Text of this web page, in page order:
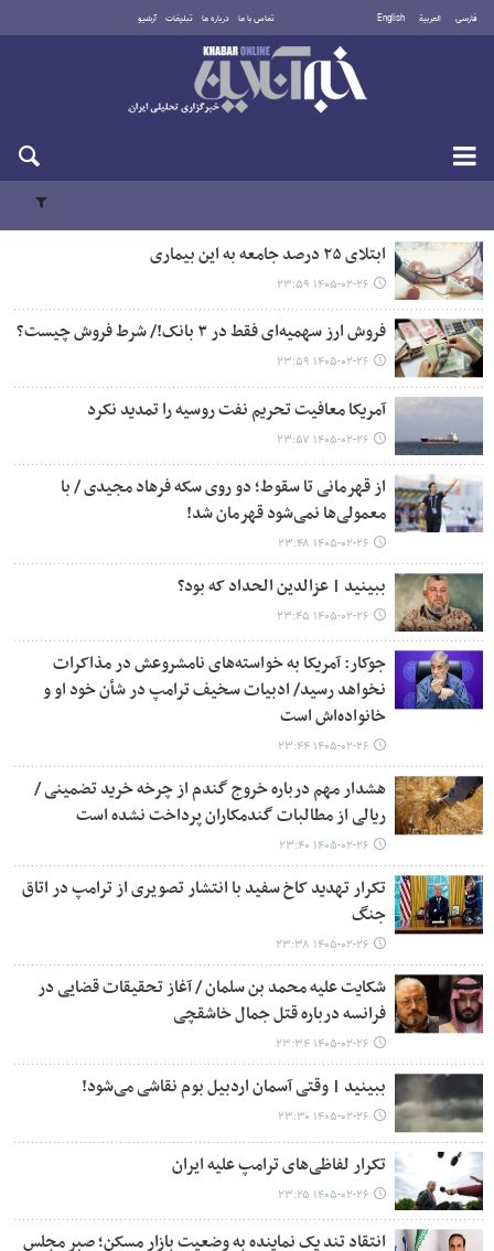
فارسی العربية English تماس با ما درباره ما تبلیغات آرشیو
شنبه ۱۷ مرداد ۱۴۰۵
ابتلای ۲۵ درصد جامعه به این بیماری
۱۴۰۵-۰۲-۲۶ ۲۳:۵۹
فروش ارز سهمیه‌ای فقط در ۳ بانک!/ شرط فروش چیست؟
۱۴۰۵-۰۲-۲۶ ۲۳:۵۹
آمریکا معافیت تحریم نفت روسیه را تمدید نکرد
۱۴۰۵-۰۲-۲۶ ۲۳:۵۷
از قهرمانی تا سقوط؛ دو روی سکه فرهاد مجیدی / با
معمولی‌ها نمی‌شود قهرمان شد!
۱۴۰۵-۰۲-۲۶ ۲۳:۴۸
ببینید | عزالدین الحداد که بود؟
۱۴۰۵-۰۲-۲۶ ۲۳:۴۵
جوکار: آمریکا به خواسته‌های نامشروعش در مذاکرات
نخواهد رسید/ ​​​​​​​ادبیات سخیف ترامپ در شأن خود او و
خانواده‌اش است
۱۴۰۵-۰۲-۲۶ ۲۳:۴۴
هشدار مهم درباره خروج گندم از چرخه خرید تضمینی /
ریالی از مطالبات گندمکاران پرداخت نشده است
۱۴۰۵-۰۲-۲۶ ۲۳:۴۰
تکرار تهدید کاخ سفید با انتشار تصویری از ترامپ در اتاق
جنگ
۱۴۰۵-۰۲-۲۶ ۲۳:۳۸
شکایت علیه محمد بن سلمان / آغاز تحقیقات قضایی در
فرانسه درباره قتل جمال خاشقچی
۱۴۰۵-۰۲-۲۶ ۲۳:۳۴
ببینید | وقتی آسمان اردبیل بوم نقاشی می‌شود!
۱۴۰۵-۰۲-۲۶ ۲۳:۳۰
تکرار لفاظی‌های ترامپ علیه ایران
۱۴۰۵-۰۲-۲۶ ۲۳:۲۵
انتقاد تند یک نماینده به وضعیت بازار مسکن؛ صبر مجلس